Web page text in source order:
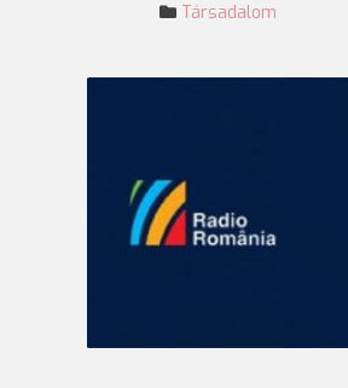
Társadalom